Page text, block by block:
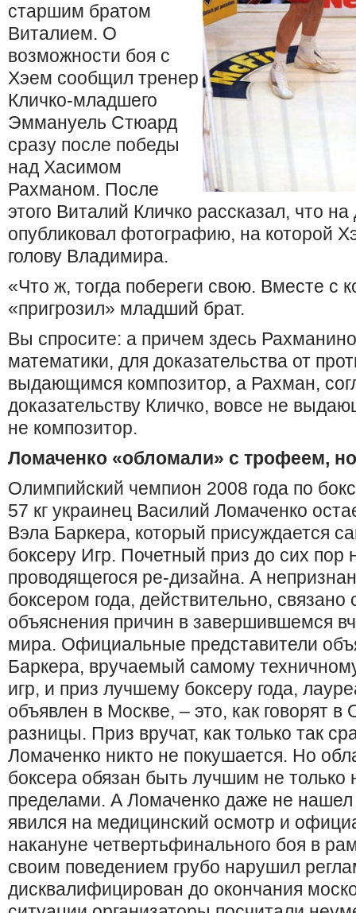
старшим братом
Виталием. О
возможности боя с
Хэем сообщил тренер
Кличко-младшего
Эммануель Стюард
сразу после победы
над Хасимом
Рахманом. После
этого Виталий Кличко рассказал, что
опубликовал фотографию, на которой
голову Владимира.
«Что ж, тогда побереги свою. Вместе с
«пригрозил» младший брат.
Вы спросите: а причем здесь
математики, для доказательства от
выдающимся композитор, а Рахман,
доказательству Кличко, вовсе не
не композитор.
Ломаченко «обломали» с трофеем,
Олимпийский чемпион 2008 года по
57 кг украинец Василий Ломаченко
Вэла Баркера, который присуждается
боксеру Игр. Почетный приз до сих пор
проводящегося ре-дизайна. А
боксером года, действительно, связано
объяснения причин в завершившемся
мира. Официальные представители
Баркера, вручаемый самому
игр, и приз лучшему боксеру года,
объявлен в Москве, – это, как говорят
разницы. Приз вручат, как только так
Ломаченко никто не покушается. Но
боксера обязан быть лучшим не только
пределами. А Ломаченко даже не нашел
явился на медицинский осмотр и
накануне четвертьфинального боя в
своим поведением грубо нарушил
дисквалифицирован до окончания